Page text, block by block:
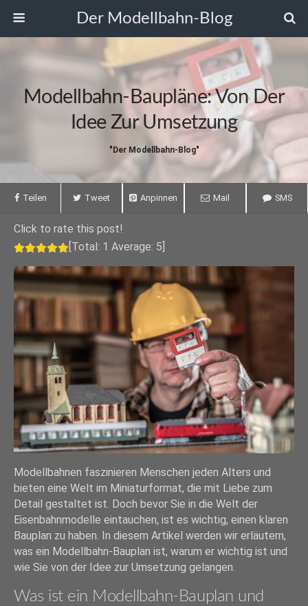
Der Modellbahn-Blog
Modellbahn-Baupläne: Von Der
Idee Zur Umsetzung
"Der Modellbahn-Blog"
Teilen Tweet Anpinnen Mail SMS
Click to rate this post!
[Total: 1 Average: 5
Modellbahnen faszinieren Menschen jeden Alters und
bieten eine Welt im Miniaturformat, die mit Liebe zum
Detail gestaltet ist. Doch bevor Sie in die Welt der
Eisenbahnmodelle eintauchen, ist es wichtig, einen klaren
Bauplan zu haben. In diesem Artikel werden wir erläutern,
was ein Modellbahn-Bauplan ist, warum er wichtig ist und
wie Sie von der Idee zur Umsetzung gelangen.
Was ist ein Modellbahn-Bauplan und